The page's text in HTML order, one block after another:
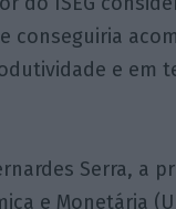
conseguiria
e em
Serra, a
e Monetária